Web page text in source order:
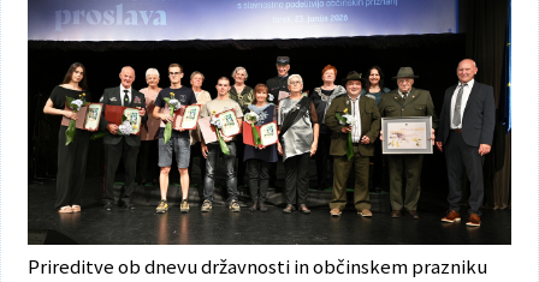
Prireditve ob dnevu državnosti in občinskem prazniku